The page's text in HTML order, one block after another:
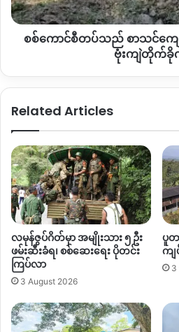
အဆိုပါ ပညာပေးဟောပြောပွဲတွင် ရေ
မထူထပ်စေရန် နှင့် သဘာဝသစ်တောမျ
ခရီးသည်များအား လမ်းပြခေါ်ဆေ
ကြောင်း၊ သဘာဝပတ်ဝန်းကျင်အာ
သိရသည်။
ဒေသခံများ၏ပြောချက်အရ ရေခဲတ
တက်လမ်းတစ်လျှောက်နှင့် ခရီးသွားနာ
လက်စတစ်များ စည်းမဲ့ကမ်းမဲ့ စွန့်ပစ်
ရေခဲတောင်တက်ခရီးစဉ်တွင် လမ်းပြ
သော ဒေသခံလူငယ်များအနေဖြင့် အမှို
ပြောဆိုသည်ဖြစ်စေ ပြောဆိုခြင်းမရှိ
မည်သူမဆို အမှိုက်များမစွန့်ပစ်ကြရ
တစ်ဦးကKNG
“တစ်ချို့ ကတော့ပြောတာပေါ့နော် အမှိုက်
ထား
ဗုံး
စစ်ကောင်စီတပ်သည် စာသင်‌ကျေ
ဗုံးကျဲတိုက်ခို
Related Articles
လမုန်ဇွပ်ဂိတ်မှာ အမျိုးသား ၅ ဦး
ဖမ်းဆီးခံရ၊ စစ်ဆေးရေး ပိုတင်း
ကြပ်လာ
3 August 2026
ပူတ
က
3